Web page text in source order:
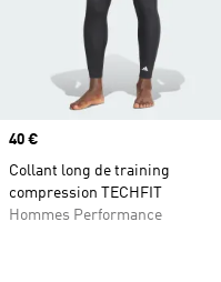
Prix
40 €
Collant long de training
compression TECHFIT
Hommes Performance